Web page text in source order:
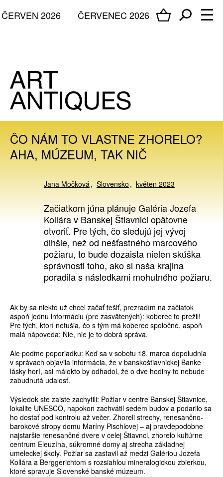
ČERVENEC 2026
ČERVEN 2026
ČO NÁM TO VLASTNE ZHORELO?
AHA, MÚZEUM, TAK NIČ
Jana Močková Slovensko květen 2023
Začiatkom júna plánuje Galéria Jozefa
Kollára v Banskej Štiavnici opätovne
otvoriť. Pre tých, čo sledujú jej vývoj
dlhšie, než od nešťastného marcového
požiaru, to bude dozaista nielen skúška
správnosti toho, ako si naša krajina
poradila s následkami mohutného požiaru.
Ak by sa niekto už chcel začať tešiť, prezradím na začiatok
aspoň jednu informáciu (pre zasvätených): koberec to prežil!
Pre tých, ktorí netušia, čo s tým má koberec spoločné, aspoň
malá nápoveda: Nie, nie je to dobrá správa.
Ale poďme poporiadku: Keď sa v sobotu 18. marca dopoludnia
v správach objavila informácia, že v banskoštiavnickej Banke
lásky horí, asi málokto by odhadol, že o dve hodiny to nebude
zabudnutá udalosť.
Výsledok ste zaiste zachytili: Požiar v centre Banskej Štiavnice,
lokalite UNESCO, napokon zachvátil sedem budov a podarilo sa
ho dostať pod kontrolu až večer. Zhoreli strechy, renesančno-
barokové stropy domu Maríny Pischlovej – aj pravdepodobne
najstaršie renesančné dvere v celej Štiavnci, zhorelo kultúrne
centrum Eleuzína, súkromné domy aj strecha základnej
umeleckej školy. Požiar sa zastavil až medzi Galériou Jozefa
Kollára a Berggerichtom s rozsiahlou mineralogickou zbierkou,
ktoré spravuje Slovenské banské múzeum.